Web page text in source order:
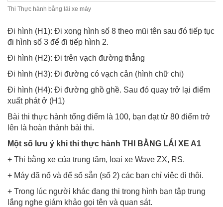
Thi Thực hành bằng lái xe máy
Đi hình (H1): Đi xong hình số 8 theo mũi tên sau đó tiếp tục
đi hình số 3 để đi tiếp hình 2.
Đi hình (H2): Đi trên vạch đường thẳng
Đi hình (H3): Đi đường có vạch cản (hình chữ chi)
Đi hình (H4): Đi đường ghồ ghề. Sau đó quay trở lại điểm
xuất phát ở (H1)
Bài thi thực hành tổng điểm là 100, bạn đạt từ 80 điểm trở
lên là hoàn thành bài thi.
Một số lưu ý khi thi thực hành THI BẰNG LÁI XE A1
+ Thi bằng xe của trung tâm, loại xe Wave ZX, RS.
+ Máy đã nổ và để số sẵn (số 2) các bạn chỉ việc đi thôi.
+ Trong lúc người khác đang thi trong hình bạn tập trung
lắng nghe giám khảo gọi tên và quan sát.